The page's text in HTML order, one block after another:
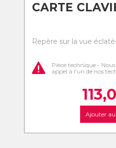
CARTE
Repère sur la vue
Pièce technique -
appel à l'un de nos
Ajouter